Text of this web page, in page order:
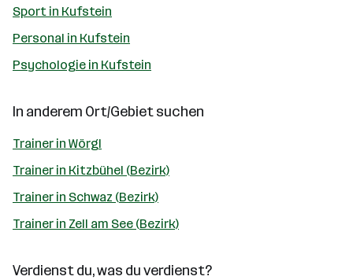
Sport in Kufstein
Personal in Kufstein
Psychologie in Kufstein
In anderem Ort/Gebiet suchen
Trainer in Wörgl
Trainer in Kitzbühel (Bezirk)
Trainer in Schwaz (Bezirk)
Trainer in Zell am See (Bezirk)
Verdienst du, was du verdienst?